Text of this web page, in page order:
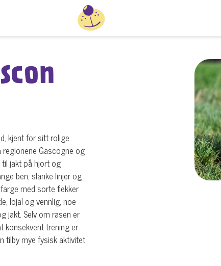
kjent for sitt rolige
Gascogne og
til jakt på hjort og
ben, slanke linjer og
med sorte flekker
lojal og vennlig, noe
jakt. Selv om rasen er
konsekvent trening er
tilby mye fysisk aktivitet